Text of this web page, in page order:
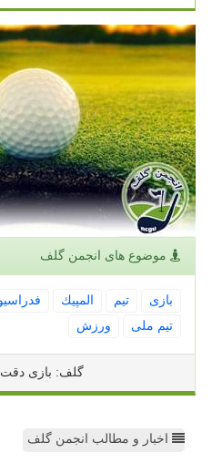
موضوع های انجمن گلف
بازی تیم المپیك
تیم ملی
ورزش
گلف: بازی
اخبار و مطالب انجمن گلف